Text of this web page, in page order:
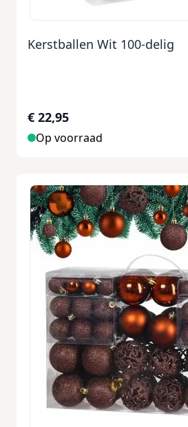
Kerstballen Wit 100-delig
€ 22,95
Op voorraad